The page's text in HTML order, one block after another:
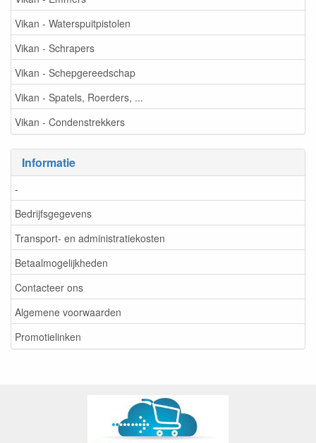
Vikan - Waterspuitpistolen
Vikan - Schrapers
Vikan - Schepgereedschap
Vikan - Spatels, Roerders, ...
Vikan - Condenstrekkers
Informatie
-
Bedrijfsgegevens
Transport- en administratiekosten
Betaalmogelijkheden
Contacteer ons
Algemene voorwaarden
Promotielinken